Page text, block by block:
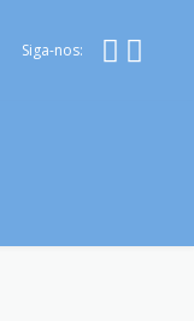
Siga-nos: